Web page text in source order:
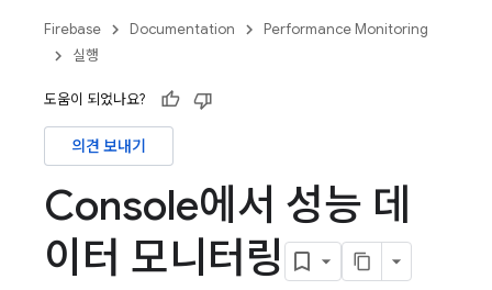
Firebase Documentation
Performance Monitoring
실행
도움이 되었나요?
의견 보내기
Console에서 성능 데
이터 모니터링